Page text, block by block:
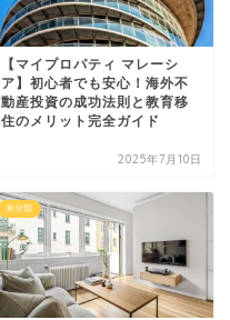
【マイプロパティ マレーシ
ア】初心者でも安心！海外不
動産投資の成功法則と教育移
住のメリット完全ガイド
2025年7月10日
未分類